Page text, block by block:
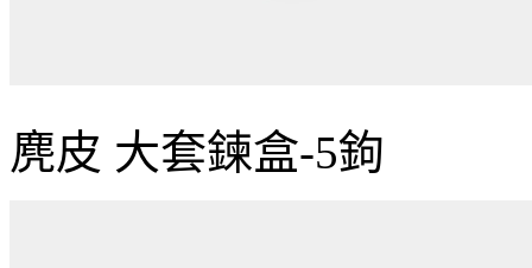
麂皮 大套鍊盒-5鉤